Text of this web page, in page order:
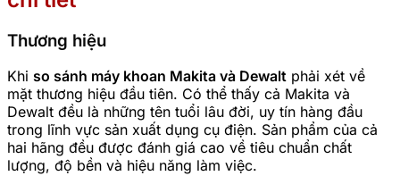
Thương hiệu
Khi so sánh máy khoan Makita và Dewalt phải xét về
mặt thương hiệu đầu tiên. Có thể thấy cả Makita và
Dewalt đều là những tên tuổi lâu đời, uy tín hàng đầu
trong lĩnh vực sản xuất dụng cụ điện. Sản phẩm của cả
hai hãng đều được đánh giá cao về tiêu chuẩn chất
lượng, độ bền và hiệu năng làm việc.